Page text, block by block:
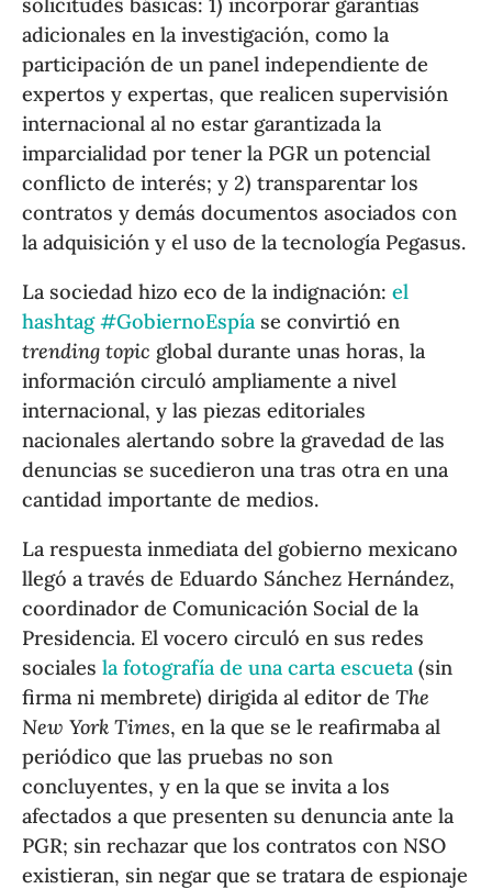
adicionales en la investigación, como la
participación de un panel independiente de
expertos y expertas, que realicen supervisión
internacional al no estar garantizada la
imparcialidad por tener la PGR un potencial
conflicto de interés; y 2) transparentar los
contratos y demás documentos asociados con
la adquisición y el uso de la tecnología Pegasus.
La sociedad hizo eco de la indignación:el
hashtag #GobiernoEspía se convirtió en
trending topic global durante unas horas, la
información circuló ampliamente a nivel
internacional, y las piezas editoriales
nacionales alertando sobre la gravedad de las
denuncias se sucedieron una tras otra en una
cantidad importante de medios.
La respuesta inmediata del gobierno mexicano
llegó a través de Eduardo Sánchez Hernández,
coordinador de Comunicación Social de la
Presidencia. El vocero circuló en sus redes
socialesla fotografía de una carta escueta (sin
firma ni membrete) dirigida al editor deThe
New York Times, en la que se le reafirmaba al
periódico que las pruebas no son
concluyentes, y en la que se invita a los
afectados a que presenten su denuncia ante la
PGR; sin rechazar que los contratos con NSO
existieran, sin negar que se tratara de espionaje